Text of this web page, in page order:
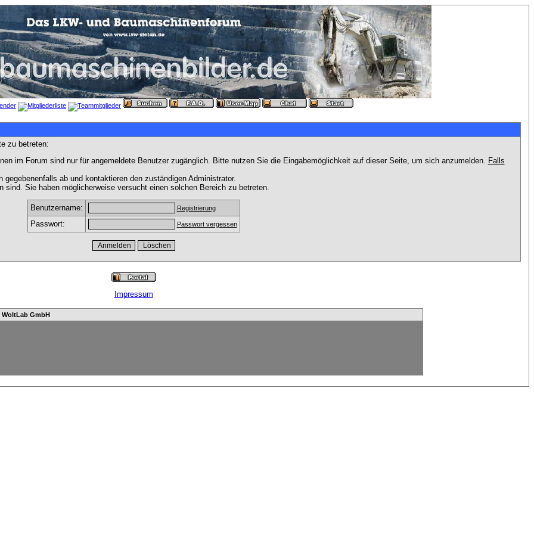
zu betreten:
im Forum sind nur für angemeldete Benutzer zugänglich. Bitte nutzen Sie die Eingabemöglichkeit auf dieser Seite, um sich anzumelden. Falls
ab und kontaktieren den zuständigen Administrator.
Sie haben möglicherweise versucht einen solchen Bereich zu betreten.
Benutzername: Registrierung
Passwort: Passwort vergessen
Impressum
WoltLab GmbH